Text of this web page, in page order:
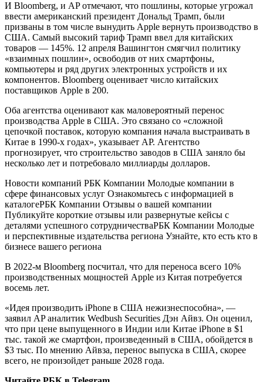
И Bloomberg, и AP отмечают, что пошлины, которые угрожал
ввести американский президент Дональд Трамп, были
призваны в том числе вынудить Apple вернуть производство в
США. Самый высокий тариф Трамп ввел для китайских
товаров — 145%. 12 апреля Вашингтон смягчил политику
«взаимных пошлин», освободив от них смартфоны,
компьютеры и ряд других электронных устройств и их
компонентов. Bloomberg оценивает число китайских
поставщиков Apple в 200.
Оба агентства оценивают как маловероятный перенос
производства Apple в США. Это связано со «сложной
цепочкой поставок, которую компания начала выстраивать в
Китае в 1990-х годах», указывает AP. Агентство
прогнозирует, что строительство заводов в США заняло бы
несколько лет и потребовало миллиарды долларов.
Новости компаний РБК Компании Молодые компании в
сфере финансовых услуг Ознакомьтесь с информацией в
каталогеРБК Компании Отзывы о вашей компании
Публикуйте короткие отзывы или развернутые кейсы с
деталями успешного сотрудничестваРБК Компании Молодые
и перспективные издательства региона Узнайте, кто есть кто в
бизнесе вашего региона
В 2022-м Bloomberg посчитал, что для переноса всего 10%
производственных мощностей Apple из Китая потребуется
восемь лет.
«Идея производить iPhone в США нежизнеспособна», —
заявил AP аналитик Wedbush Securities Дэн Айвз. Он оценил,
что при цене выпущенного в Индии или Китае iPhone в $1
тыс. такой же смартфон, произведенный в США, обойдется в
$3 тыс. По мнению Айвза, перенос выпуска в США, скорее
всего, не произойдет раньше 2028 года.